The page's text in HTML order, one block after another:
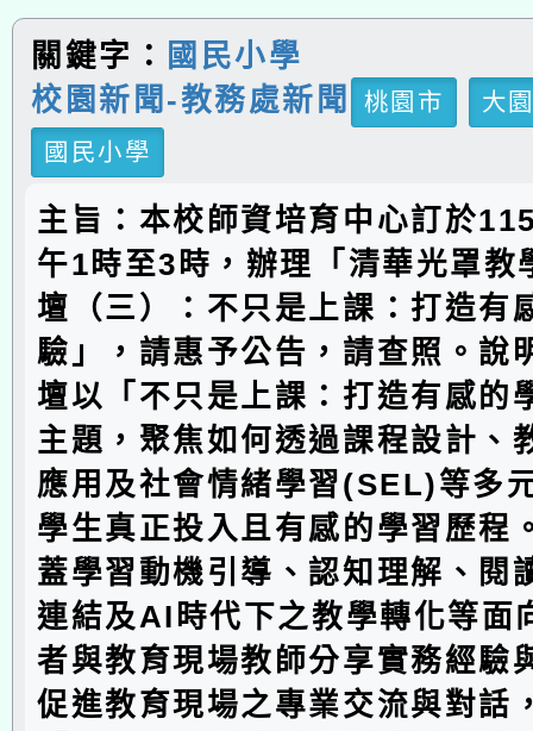
關鍵字：
國民小學
校園新聞-教務處新聞
桃園市
大
國民小學
主旨：本校師資培育中心訂於
午1時至3時，辦理「清華光罩教
壇（三）：不只是上課：打造有
驗」，請惠予公告，請查照。說
壇以「不只是上課：打造有感的
主題，聚焦如何透過課程設計、
應用及社會情緒學習(SEL)等多
學生真正投入且有感的學習歷程
蓋學習動機引導、認知理解、閱
連結及AI時代下之教學轉化等面
者與教育現場教師分享實務經驗
促進教育現場之專業交流與對話